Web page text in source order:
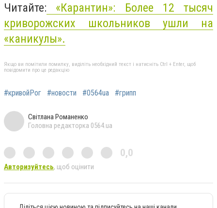
Читайте: «Карантин»: Более 12 тысяч
криворожских школьников ушли на
«каникулы».
Якщо ви помітили помилку, виділіть необхідний текст і натисніть Ctrl + Enter, щоб
повідомити про це редакцію
#кривойРог #новости #0564ua #грипп
Світлана Романенко
Головна редакторка 0564.ua
0,0
Авторизуйтесь, щоб оцінити